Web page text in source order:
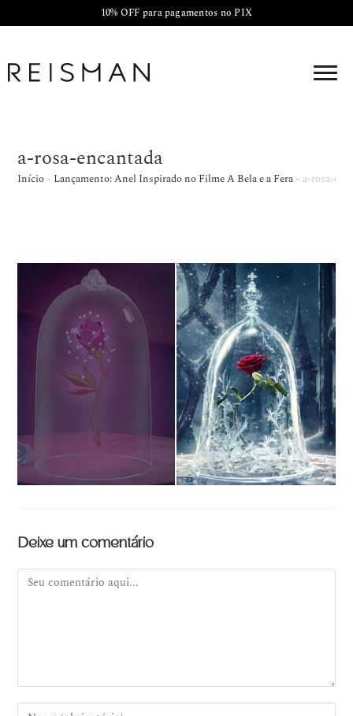
10% OFF para pagamentos no PIX
a-rosa-encantada
Início » Lançamento: Anel Inspirado no Filme A Bela e a Fera » a-rosa-
Deixe um comentário